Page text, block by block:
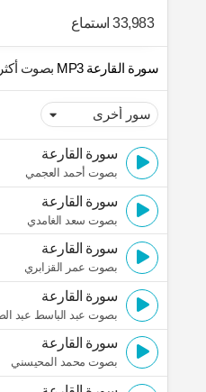
33,983 استماع
سورة القارعة MP3 بصوت أكثر من
سورة القارعة
بصوت أحمد العجمي
سورة القارعة
بصوت سعد الغامدي
سورة القارعة
بصوت عمر القزابري
سورة القارعة
بصوت عبد الباسط عبد
سورة القارعة
بصوت محمد المحيسني